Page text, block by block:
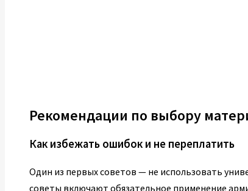
Рекомендации по выбору
Как избежать ошибок и не переплатить
Один из первых советов — не использовать
советы включают обязательное применение